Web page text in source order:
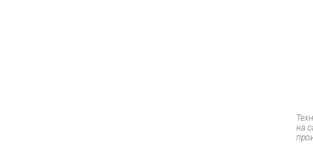
на